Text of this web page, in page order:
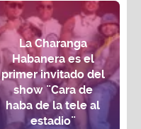
La Charanga
Habanera es el
primer invitado del
show ¨Cara de
haba de la tele al
estadio¨